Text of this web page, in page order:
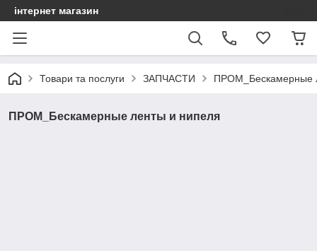
інтернет магазин
Товари та послуги ЗАПЧАСТИ ПРОМ_Бескамерные
ПРОМ_Бескамерные ленты и нипеля